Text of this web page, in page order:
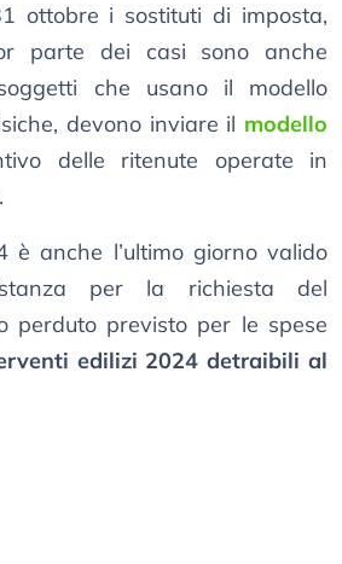
ottobre i sostituti di imposta,
parte dei casi sono anche
che usano il modello
devono inviare il modello
delle ritenute operate in
è anche l’ultimo giorno valido
per la richiesta del
perduto previsto per le spese
edilizi 2024 detraibili al